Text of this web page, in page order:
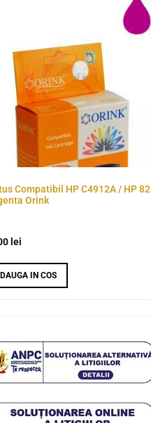
Compatibil HP C4912A / HP 82
Orink
lei
IN COS